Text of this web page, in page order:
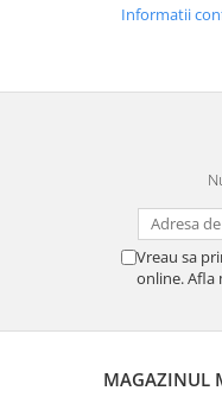
Informatii
Vreau sa
online. Afla
MAGAZINUL